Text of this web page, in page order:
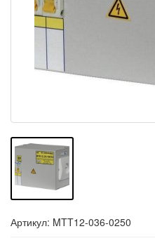
Артикул: MTT12-036-0250